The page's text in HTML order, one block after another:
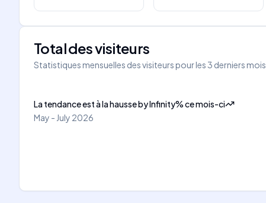
Total des visiteurs
Statistiques mensuelles des visiteurs pour les 3 derniers mois
La tendance est à la haussebyInfinity%ce mois-ci
May - July 2026